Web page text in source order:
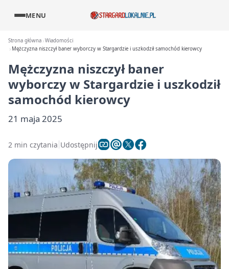
MENU
Strona główna Wiadomości
Mężczyzna niszczył baner wyborczy w Stargardzie i uszkodził samochód kierowcy
Mężczyzna niszczył baner
wyborczy w Stargardzie i uszkodził
samochód kierowcy
21 maja 2025
2 min czytania Udostępnij